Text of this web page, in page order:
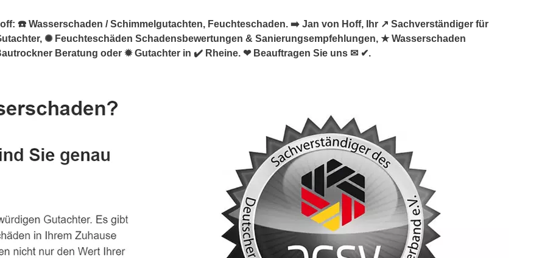
☎️ Wasserschaden / Schimmelgutachten, Feuchteschaden. ➡️ Jan von Hoff, Ihr ↗️ Sachverständiger für
✺ Feuchteschäden Schadensbewertungen & Sanierungsempfehlungen, ★ Wasserschaden
Beratung oder ✹ Gutachter in ✔️ Rheine. ❤ Beauftragen Sie uns ✉ ✔.